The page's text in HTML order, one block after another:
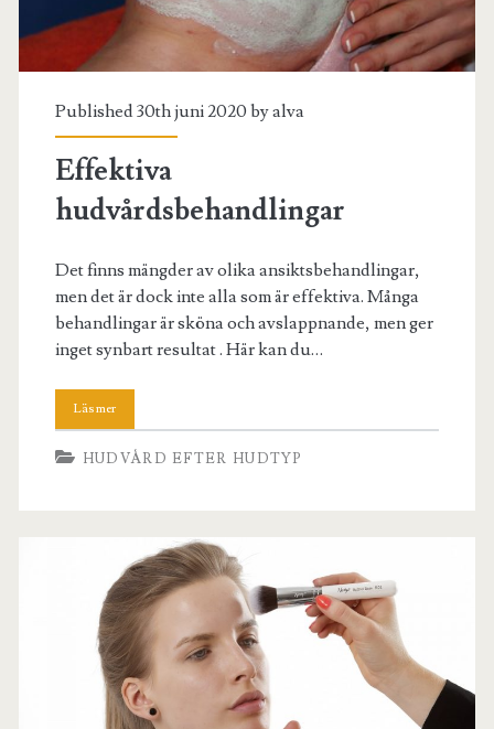
Published 30th juni 2020 byalva
Effektiva
hudvårdsbehandlingar
Det finns mängder av olika ansiktsbehandlingar,
men det är dock inte alla som är effektiva. Många
behandlingar är sköna och avslappnande, men ger
inget synbart resultat . Här kan du…
HUDVÅRD EFTER HUDTYP